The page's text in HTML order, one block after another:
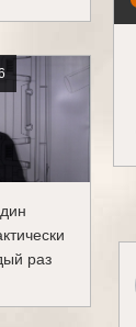
раз